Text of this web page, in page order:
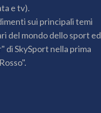
e tv).
sui principali temi
del mondo dello sport ed
SkySport nella prima